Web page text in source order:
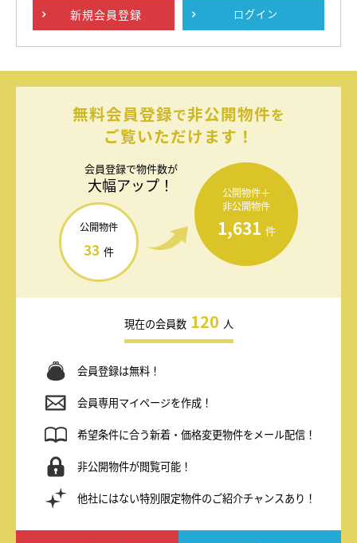
新規会員登録 ログイン
無料会員登録で非公開物件を
ご覧いただけます！
会員登録で物件数が
大幅アップ！
公開物件
33 件
公開物件＋
非公開物件
1,631 件
現在の会員数 120 人
会員登録は無料！
会員専用マイページを作成！
希望条件に合う新着・価格変更物件をメール配信！
非公開物件が閲覧可能！
他社にはない特別限定物件のご紹介チャンスあり！